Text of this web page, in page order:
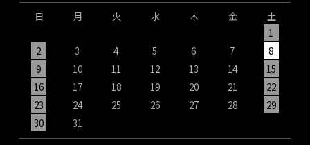
日 月 火 水 木 金
土
1
2
3 4 5 6 7
8
9
10 11 12 13 14
15
16
17 18 19 20 21
22
23
24 25 26 27 28
29
30
31